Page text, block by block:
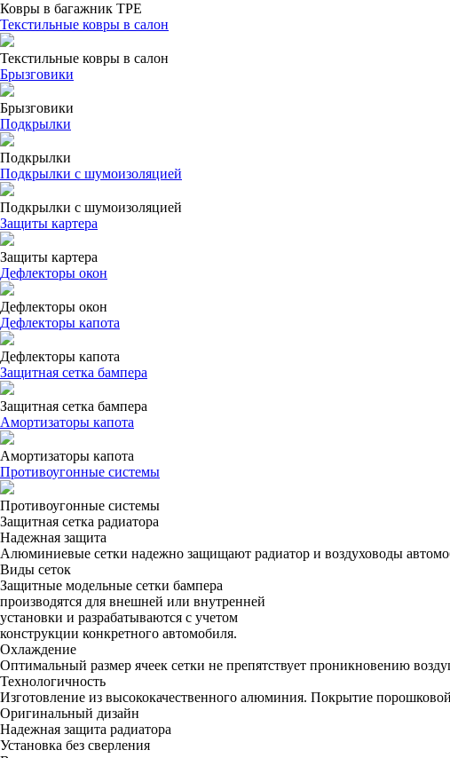
Ковры в багажник ТРЕ
Текстильные ковры в салон
Текстильные ковры в салон
Брызговики
Брызговики
Подкрылки
Подкрылки
Подкрылки с шумоизоляцией
Подкрылки с шумоизоляцией
Защиты картера
Защиты картера
Дефлекторы окон
Дефлекторы окон
Дефлекторы капота
Дефлекторы капота
Защитная сетка бампера
Защитная сетка бампера
Амортизаторы капота
Амортизаторы капота
Противоугонные системы
Противоугонные системы
Защитная сетка радиатора
Надежная защита
Алюминиевые сетки надежно защищают радиатор и воздуховоды
Виды сеток
Защитные модельные сетки бампера
производятся для внешней или внутренней
установки и разрабатываются с учетом
конструкции конкретного автомобиля.
Охлаждение
Оптимальный размер ячеек сетки не препятствует проникновению
Технологичность
Изготовление из высококачественного алюминия. Покрытие
Оригинальный дизайн
Надежная защита радиатора
Установка без сверления